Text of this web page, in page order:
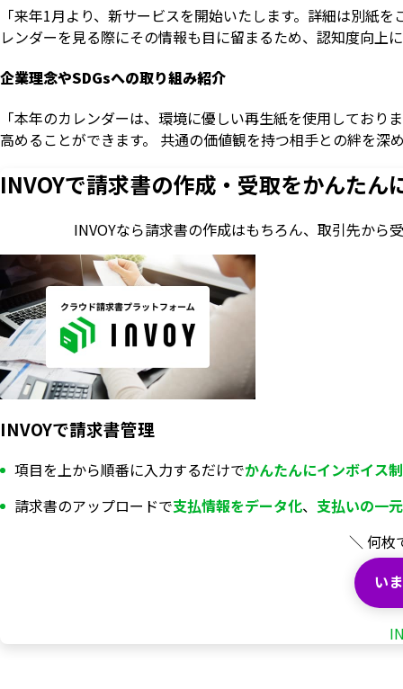
「来年1月より、新サービスを開始いたします。詳細は別紙
レンダーを見る際にその情報も目に留まるため、認知度向上
企業理念やSDGsへの取り組み紹介
「本年のカレンダーは、環境に優しい再生紙を使用してお
高めることができます。 共通の価値観を持つ相手との絆を深
INVOYで請求書の作成・ 受取をかんたん
INVOYなら請求書の作成はもちろん、 取引先から
INVOYで請求書管理
項目を上から順番に入力するだけでかんたんにインボイス
請求書のアップロードで支払情報をデータ化、 支払いの一
＼ 何枚
い